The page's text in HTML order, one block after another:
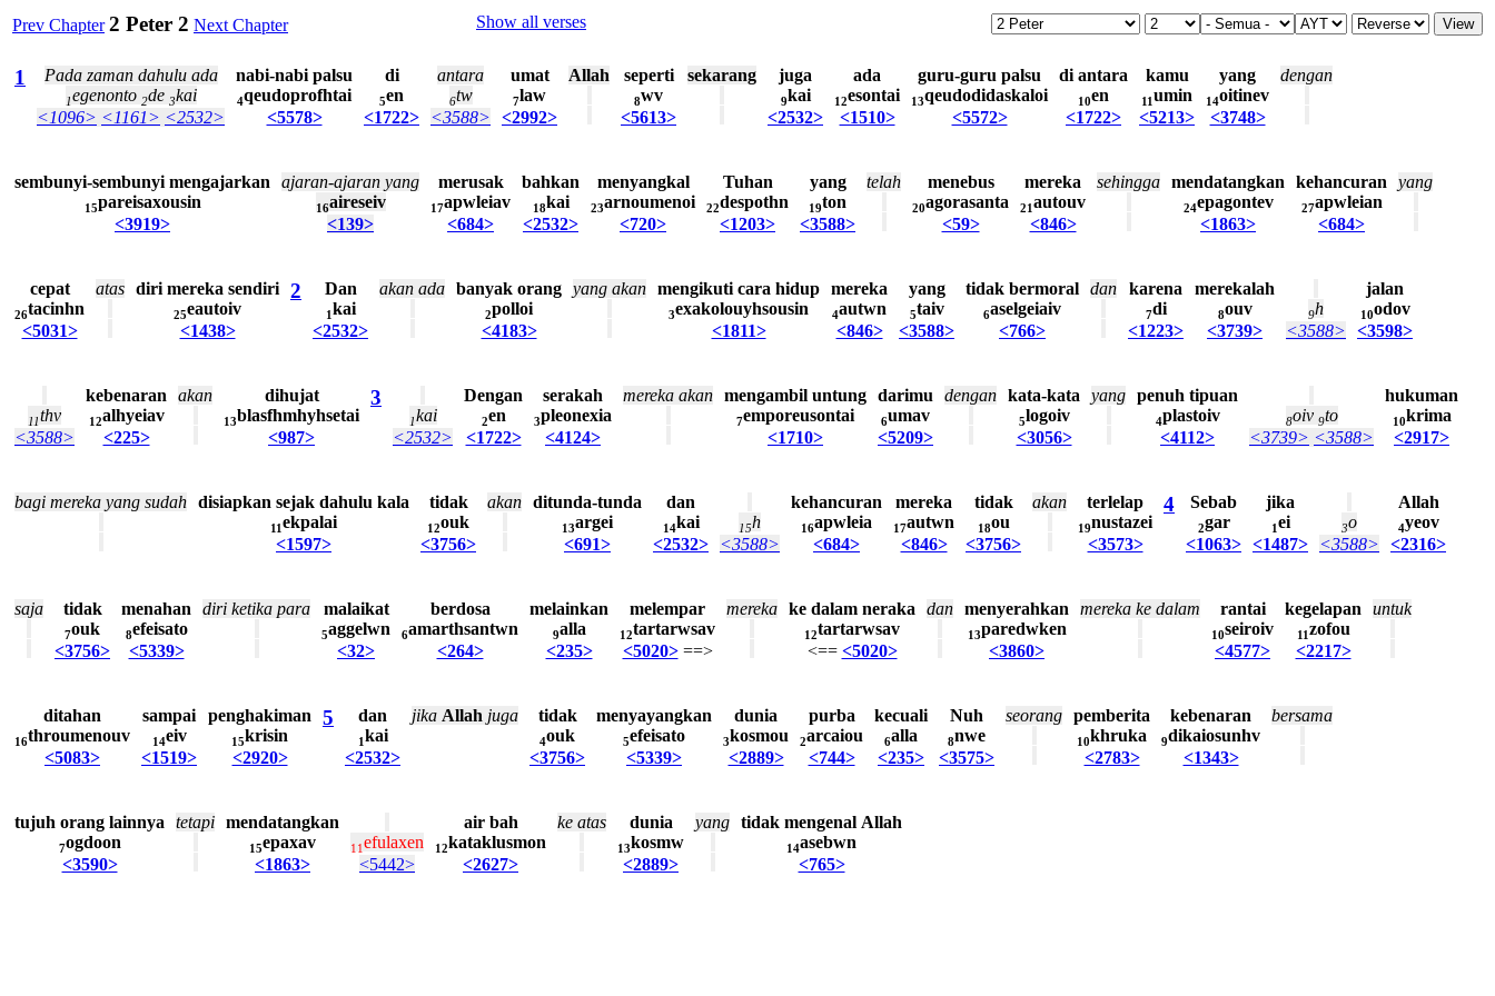
Prev Chapter 2 Peter 2 Next Chapter Show all verses
1 Pada zaman dahulu ada
1egenonto 2de 3kai
<1096> <1161> <2532>
nabi-nabi palsu
4qeudoprofhtai
<5578>
di
5en
<1722>
antara
6tw
<3588>
umat
7law
<2992>
Allah seperti
8wv
<5613>
sekarang juga
9kai
<2532>
ada
12esontai
<1510>
guru-guru palsu
13qeudodidaskaloi
<5572>
di antara
10en
<1722>
kamu
11umin
<5213>
yang
14oitinev
<3748>
dengan
sembunyi-sembunyi mengajarkan
15pareisaxousin
<3919>
ajaran-ajaran yang
16aireseiv
<139>
merusak
17apwleiav
<684>
bahkan
18kai
<2532>
menyangkal
23arnoumenoi
<720>
Tuhan
22despothn
<1203>
yang
19ton
<3588>
telah menebus
20agorasanta
<59>
mereka
21autouv
<846>
sehingga mendatangkan
24epagontev
<1863>
kehancuran
27apwleian
<684>
yang
cepat
26tacinhn
<5031>
atas diri mereka sendiri
25eautoiv
<1438>
2 Dan
1kai
<2532>
akan ada banyak orang
2polloi
<4183>
yang akan mengikuti cara hidup
3exakolouyhsousin
<1811>
mereka
4autwn
<846>
yang
5taiv
<3588>
tidak bermoral
6aselgeiaiv
<766>
dan karena
7di
<1223>
merekalah
8ouv
<3739>
9h
<3588>
jalan
10odov
<3598>
11thv
<3588>
kebenaran
12alhyeiav
<225>
akan dihujat
13blasfhmhyhsetai
<987>
3
1kai
<2532>
Dengan
2en
<1722>
serakah
3pleonexia
<4124>
mereka akan mengambil untung
7emporeusontai
<1710>
darimu
6umav
<5209>
dengan kata-kata
5logoiv
<3056>
yang penuh tipuan
4plastoiv
<4112>
8oiv 9to
<3739> <3588>
hukuman
10krima
<2917>
bagi mereka yang sudah disiapkan sejak dahulu kala
11ekpalai
<1597>
tidak
12ouk
<3756>
akan ditunda-tunda
13argei
<691>
dan
14kai
<2532>
15h
<3588>
kehancuran
16apwleia
<684>
mereka
17autwn
<846>
tidak
18ou
<3756>
akan terlelap
19nustazei
<3573>
4 Sebab
2gar
<1063>
jika
1ei
<1487>
3o
<3588>
Allah
4yeov
<2316>
saja tidak
7ouk
<3756>
menahan
8efeisato
<5339>
diri ketika para malaikat
5aggelwn
<32>
berdosa
6amarthsantwn
<264>
melainkan
9alla
<235>
melempar
12tartarwsav
<5020>==>
mereka ke dalam neraka
12tartarwsav
<== <5020>
dan menyerahkan
13paredwken
<3860>
mereka ke dalam rantai
10seiroiv
<4577>
kegelapan
11zofou
<2217>
untuk
ditahan
16throumenouv
<5083>
sampai
14eiv
<1519>
penghakiman
15krisin
<2920>
5 dan
1kai
<2532>
jika Allah juga tidak
4ouk
<3756>
menyayangkan
5efeisato
<5339>
dunia
3kosmou
<2889>
purba
2arcaiou
<744>
kecuali
6alla
<235>
Nuh
8nwe
<3575>
seorang pemberita
10khruka
<2783>
kebenaran
9dikaiosunhv
<1343>
bersama
tujuh orang lainnya
7ogdoon
<3590>
tetapi mendatangkan
15epaxav
<1863>
11efulaxen
<5442>
air bah
12kataklusmon
<2627>
ke atas dunia
13kosmw
<2889>
yang tidak mengenal Allah
14asebwn
<765>